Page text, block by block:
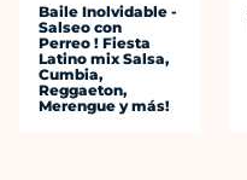
Baile Inolvidable -
Salseo con
Perreo ! Fiesta
Latino mix Salsa,
Cumbia,
Reggaeton,
Merengue y más!